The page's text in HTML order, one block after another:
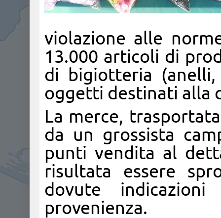
violazione alle
13.000 articoli di
di bigiotteria
oggetti destinati alla
La merce,
da un grossista
punti vendita al
risultata essere
dovute
provenienza.